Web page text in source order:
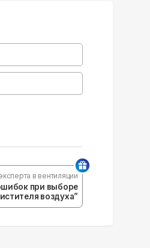
в вентиляции
при выборе
воздуха”